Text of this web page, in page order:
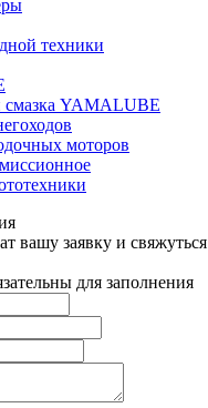
техники
YAMALUBE
моторов
вашу заявку и
для заполнения